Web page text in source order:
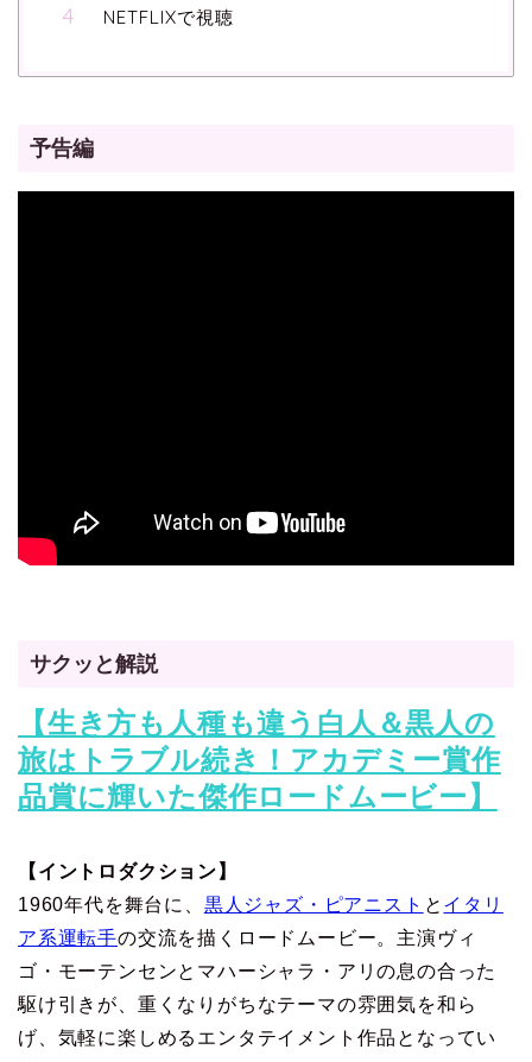
NETFLIXで視聴
予告編
サクッと解説
【生き方も人種も違う白人＆黒人の
旅はトラブル続き！アカデミー賞作
品賞に輝いた傑作ロードムービー】
【イントロダクション】
1960年代を舞台に、 黒人ジャズ・ピアニスト と イタリ
ア系運転手の交流を描くロードムービー。主演ヴィ
ゴ・モーテンセンとマハーシャラ・アリの息の合った
駆け引きが、重くなりがちなテーマの雰囲気を和ら
げ、気軽に楽しめるエンタテイメント作品となってい